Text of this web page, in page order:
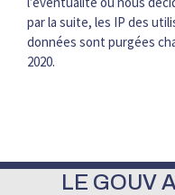
par la suite, les IP des
données sont purgées
2020.
LE GOUV